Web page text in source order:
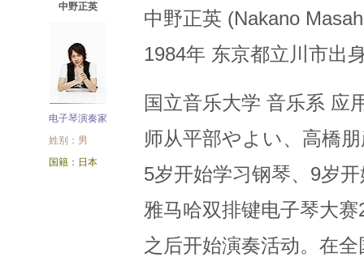
中野正英
电子琴演奏家
姓别：男
国籍：日本
中野正英 (Nakano
1984年 东京都立川市出
国立音乐大学 音乐系 应
师从平部やよい、高橋
5岁开始学习钢琴、9岁
雅马哈双排键电子琴大
之后开始演奏活动。在